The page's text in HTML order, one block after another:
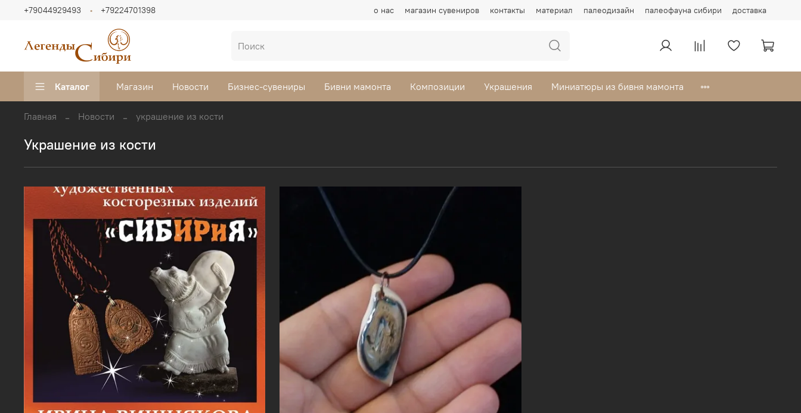
о нас магазин сувениров контакты материал палеодизайн палеофауна сибири доставка
+79044929493 +79224701398
Каталог Магазин Новости Бизнес-сувениры Бивни мамонта Композиции Украшения Миниатюры из бивня мамонта
Главная Новости украшение из кости
украшение из кости